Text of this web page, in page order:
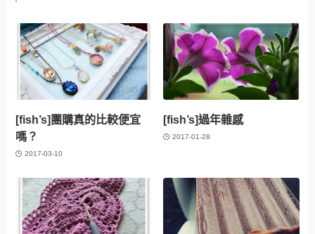
[fish’s]團購真的比較便宜
嗎？
2017-03-10
[fish’s]過年雜感
2017-01-28